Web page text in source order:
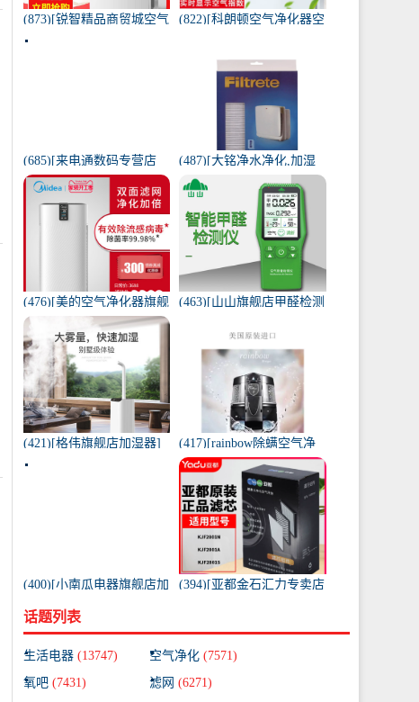
(873)[锐智精品商贸城空气
净化器]小米品质车载空气
(822)[科朗顿空气净化器空
雾月销量9件仅售168元
(685)[来电通数码专营店
USB加湿器]加湿器家用静
音卧室小米小型空气无线
可月销量213件仅售29元
(487)[大铭净水净化,加湿
抽湿机配件]3M菲尔萃空
气净化器静电滤网FACF月
销量1件仅售199元
(476)[美的空气净化器旗舰
店空气净化,氧吧]美的空气
净化器家用除甲醛月销量
170件仅售3698元
(463)[山山旗舰店甲醛检测
苯空气质量专业家月销量
12件仅售298元
(421)[格伟旗舰店加湿器]
工业加湿器大容量空气家
(417)[rainbow除螨空气净
化,氧吧]美国原装进口水过
滤RAINBOW空气月销量0
件仅售31920元
(400)[小南瓜电器旗舰店加
音卧室月销量198件仅售
59.9元
(394)[亚都金石汇力专卖店
KJF28月销量0件仅售249元
话题列表
生活电器 (13747) 空气净化 (7571)
氧吧 (7431) 滤网 (6271)